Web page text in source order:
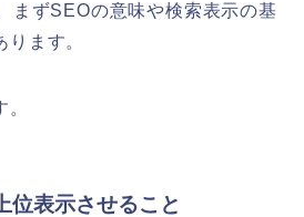
まずSEOの意味や検索表示の基
ます。
位表示させること